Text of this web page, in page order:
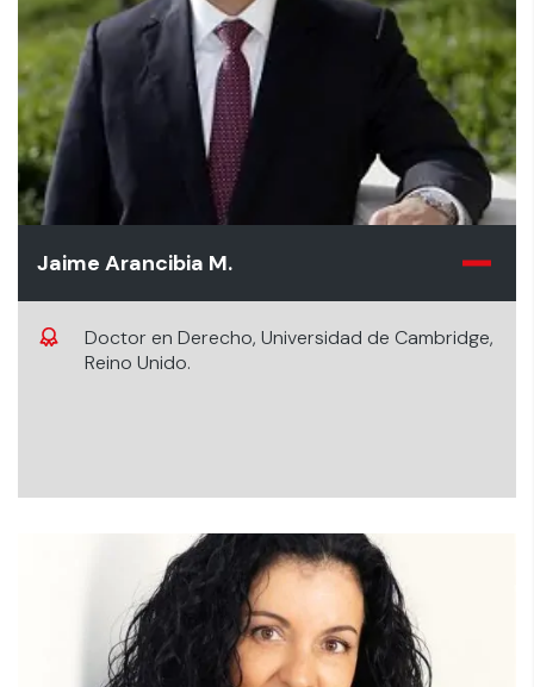
Jaime Arancibia M.
Doctor en Derecho, Universidad de Cambridge,
Reino Unido.